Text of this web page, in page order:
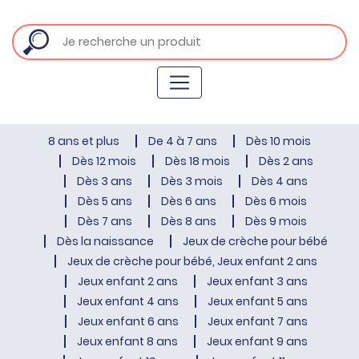
8 ans et plus De 4 à 7 ans
Dès 10 mois
Dès 12 mois
Dès 18 mois
Dès 2 ans
Dès 3 ans
Dès 3 mois
Dès 4 ans
Dès 5 ans
Dès 6 ans
Dès 6 mois
Dès 7 ans
Dès 8 ans
Dès 9 mois
Dès la naissance
Jeux de crèche pour bébé
Jeux de crèche pour bébé, Jeux enfant 2 ans
Jeux enfant 2 ans
Jeux enfant 3 ans
Jeux enfant 4 ans
Jeux enfant 5 ans
Jeux enfant 6 ans
Jeux enfant 7 ans
Jeux enfant 8 ans
Jeux enfant 9 ans